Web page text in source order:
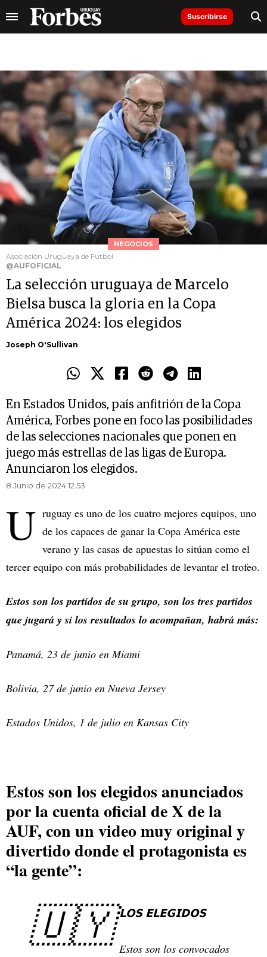
Suscribirse
NEGOCIOS
Asociación Uruguaya de Futbol
@AUFOFICIAL
La selección uruguaya de Marcelo
Bielsa busca la gloria en la Copa
América 2024: los elegidos
Joseph O'Sullivan
En Estados Unidos, país anfitrión de la Copa
América, Forbes pone en foco las posibilidades
de las selecciones nacionales que ponen en
juego más estrellas de las ligas de Europa.
Anunciaron los elegidos.
8 Junio de 2024 12.53
U ruguay es uno de los cuatro mejores equipos, uno
de los capaces de ganar la Copa América este
verano y las casas de apuestas lo sitúan como el
tercer equipo con más probabilidades de levantar el trofeo.
Estos son los partidos de su grupo, son los tres partidos
que jugará y si los resultados lo acompañan, habrá más:
Panamá, 23 de junio en Miami
Bolivia, 27 de junio en Nueva Jersey
Estados Unidos, 1 de julio en Kansas City
Estos son los elegidos anunciados
por la cuenta oficial de X de la
AUF, con un video muy original y
divertido donde el protagonista es
“la gente”:
🇺🇾 𝗟𝗢𝗦 𝗘𝗟𝗘𝗚𝗜𝗗𝗢𝗦
Estos son los convocados